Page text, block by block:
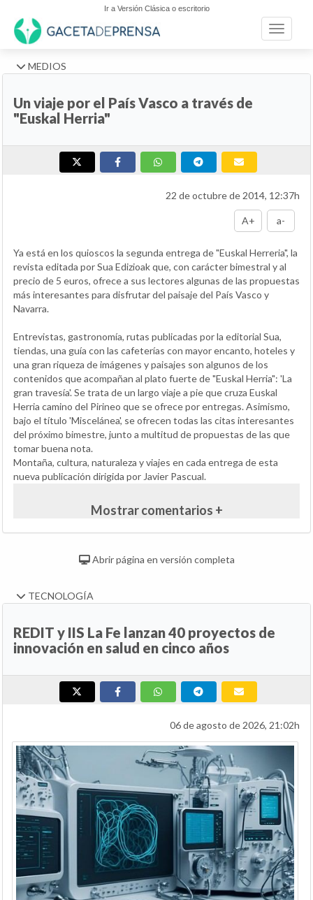
Ir a Versión Clásica o escritorio
Toggle
MEDIOS
Un viaje por el País Vasco a través de
"Euskal Herria"
22 de octubre de 2014, 12:37h
A+ a-
Ya está en los quioscos la segunda entrega de "Euskal Herreria", la
revista editada por Sua Edizioak que, con carácter bimestral y al
precio de 5 euros, ofrece a sus lectores algunas de las propuestas
más interesantes para disfrutar del paisaje del País Vasco y
Navarra.
Entrevistas, gastronomía, rutas publicadas por la editorial Sua,
tiendas, una guía con las cafeterías con mayor encanto, hoteles y
una gran riqueza de imágenes y paisajes son algunos de los
contenidos que acompañan al plato fuerte de "Euskal Herria": 'La
gran travesía'. Se trata de un largo viaje a pie que cruza Euskal
Herria camino del Pirineo que se ofrece por entregas. Asimismo,
bajo el título 'Miscelánea', se ofrecen todas las citas interesantes
del próximo bimestre, junto a multitud de propuestas de las que
tomar buena nota.
Montaña, cultura, naturaleza y viajes en cada entrega de esta
nueva publicación dirigida por Javier Pascual.
Mostrar comentarios +
Abrir página en versión completa
TECNOLOGÍA
REDIT y IIS La Fe lanzan 40 proyectos de
innovación en salud en cinco años
06 de agosto de 2026, 21:02h